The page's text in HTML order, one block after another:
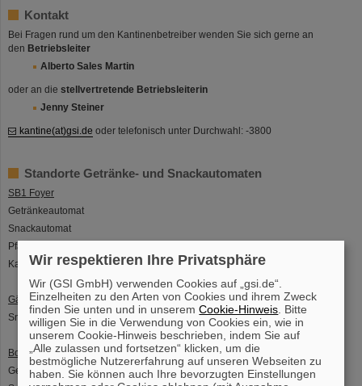
Kontakt
Bei Fragen rund um den Kantinenbetreiber wenden Sie sich gerne an
den Betriebsleiter
Alberto Sales Martin
oder an die stellvertretende Betriebsleiterin
Jenny Steiner
kantine(at)gsi.de oder telefonisch unter Durchwahl: -3800
Standorte Getränke- und Snackautomaten
SB1 Foyer
Getränkeautomat
Snackautomat
Pfandautomat
Kaffeeautomat
Gästehaus Foyer
Snackautomat
Borsigstr. Lounge
Getränkeautomat
Wir respektieren Ihre Privatsphäre
Wir (GSI GmbH) verwenden Cookies auf „gsi.de“.
Einzelheiten zu den Arten von Cookies und ihrem Zweck
finden Sie unten und in unseremCookie-Hinweis . Bitte
willigen Sie in die Verwendung von Cookies ein, wie in
unserem Cookie-Hinweis beschrieben, indem Sie auf
„Alle zulassen und fortsetzen“ klicken, um die
bestmögliche Nutzererfahrung auf unseren Webseiten zu
haben. Sie können auch Ihre bevorzugten Einstellungen